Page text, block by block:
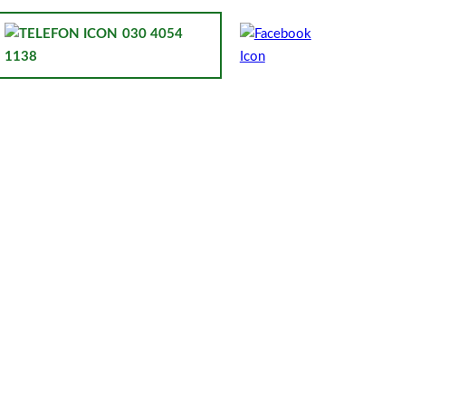
030 4054
1138